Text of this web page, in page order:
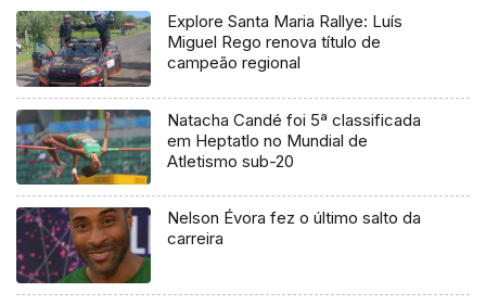
Explore Santa Maria Rallye: Luís
Miguel Rego renova título de
campeão regional
Natacha Candé foi 5ª classificada
em Heptatlo no Mundial de
Atletismo sub-20
Nelson Évora fez o último salto da
carreira